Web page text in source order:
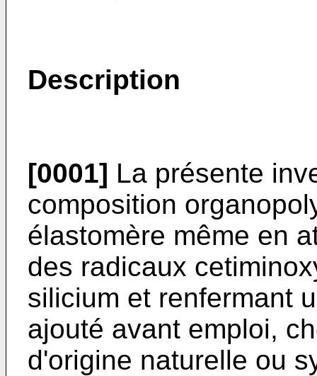
Description
[0001] La présente
composition
élastomère même en
des radicaux
silicium et renfermant
ajouté avant emploi,
d'origine naturelle ou